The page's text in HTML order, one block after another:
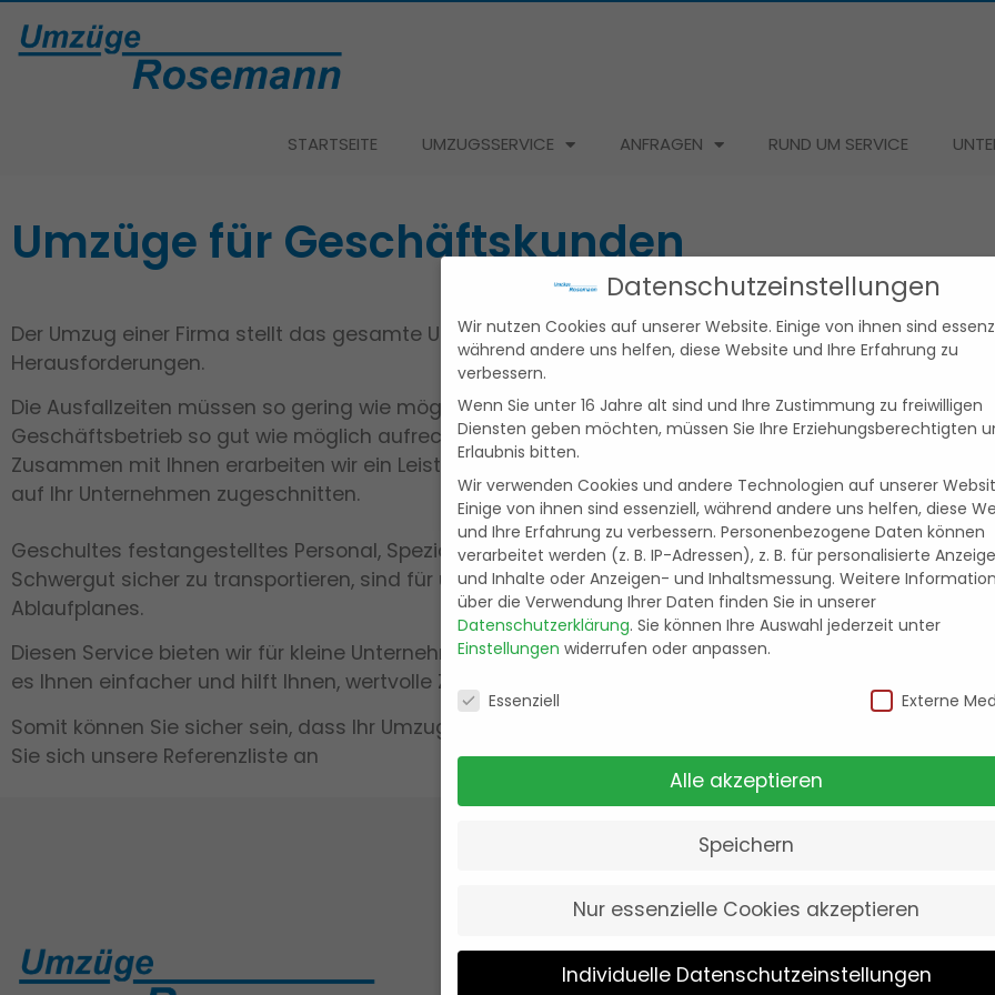
STARTSEITE UMZUGSSERVICE ANFRAGEN RUND UM SERVICE
Umzüge für Geschäftskunden
Der Umzug einer Firma stellt das gesamte Unternehmen vor hohe
Herausforderungen.
Die Ausfallzeiten müssen so gering wie möglich sein, um den
Geschäftsbetrieb so gut wie möglich aufrecht zu erhalten.
Zusammen mit Ihnen erarbeiten wir ein Leistungspaket, das genau
auf Ihr Unternehmen zugeschnitten.
Geschultes festangestelltes Personal, Spezialfahrzeuge und das technische Equipment, um auch
Schwergut sicher zu transportieren, sind für uns dabei genauso selbstverständlich wie das strenge
Ablaufplanes.
Diesen Service bieten wir für kleine Unternehmen ebenso wie für große Unternehmen und Konzerne
es Ihnen einfacher und hilft Ihnen, wertvolle Zeit und damit Geld zu sparen!
Somit können Sie sicher sein, dass Ihr Umzug bei uns in guten Händen ist. Das schätzen auch
Sie sich unsere Referenzliste an
NÜTZLICHE LINKS
Impressum
Datenschutzerklärung
DIREKTKONTAKT
Mo – Fr von 09:00
Datenschutzeinstellungen
Wir nutzen Cookies auf unserer Website. Einige von ihnen sind
während andere uns helfen, diese Website und Ihre Erfahrung zu
verbessern.
Wenn Sie unter 16 Jahre alt sind und Ihre Zustimmung zu freiwilligen
Diensten geben möchten, müssen Sie Ihre Erziehungsberechtigten
Erlaubnis bitten.
Wir verwenden Cookies und andere Technologien auf unserer
Einige von ihnen sind essenziell, während andere uns helfen, diese
und Ihre Erfahrung zu verbessern. Personenbezogene Daten können
verarbeitet werden (z. B. IP-Adressen), z. B. für personalisierte
und Inhalte oder Anzeigen- und Inhaltsmessung. Weitere
über die Verwendung Ihrer Daten finden Sie in unserer
Datenschutzerklärung. Sie können Ihre Auswahl jederzeit unter
Einstellungen widerrufen oder anpassen.
Datenschutzeinstellungen
Essenziell Externe
Alle akzeptieren
Speichern
Nur essenzielle Cookies akzeptieren
Individuelle Datenschutzeinstellungen